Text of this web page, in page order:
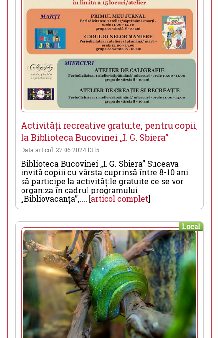
Activități recreative gratuite, pentru copii,
la Biblioteca Bucovinei „I. G. Sbiera”
Data articol: 27.06.2024 13:15
Biblioteca Bucovinei „I. G. Sbiera” Suceava
invită copiii cu vârsta cuprinsă între 8-10 ani
să participe la activitățile gratuite ce se vor
organiza în cadrul programului
„Bibliovacanța”,.... [articol complet]
Local